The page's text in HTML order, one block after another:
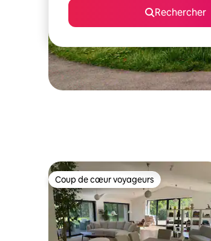
Rechercher
Coup de cœur voyageurs
Coup de cœur voyageurs